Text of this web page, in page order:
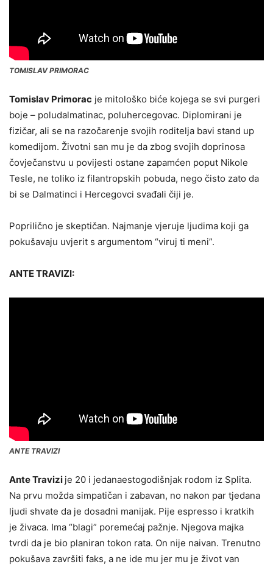
TOMISLAV PRIMORAC
Tomislav Primorac je mitološko biće kojega se svi purgeri
boje – poludalmatinac, poluhercegovac. Diplomirani je
fizičar, ali se na razočarenje svojih roditelja bavi stand up
komedijom. Životni san mu je da zbog svojih doprinosa
čovječanstvu u povijesti ostane zapamćen poput Nikole
Tesle, ne toliko iz filantropskih pobuda, nego čisto zato da
bi se Dalmatinci i Hercegovci svađali čiji je.
Poprilično je skeptičan. Najmanje vjeruje ljudima koji ga
pokušavaju uvjerit s argumentom “viruj ti meni”.
ANTE TRAVIZI:
ANTE TRAVIZI
Ante Travizi je 20 i jedanaestogodišnjak rodom iz Splita.
Na prvu možda simpatičan i zabavan, no nakon par tjedana
ljudi shvate da je dosadni manijak. Pije espresso i kratkih
je živaca. Ima “blagi” poremećaj pažnje. Njegova majka
tvrdi da je bio planiran tokon rata. On nije naivan. Trenutno
pokušava završiti faks, a ne ide mu jer mu je život van